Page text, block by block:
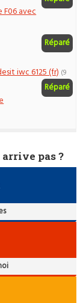
F06 avec
Réparé
iwc 6125 (fr)
Réparé
(9
arrive pas ?